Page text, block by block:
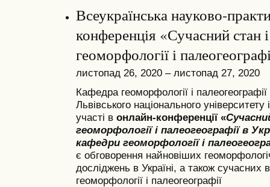
Всеукраїнська науково-
конференція «Сучасний стан
геоморфології і
листопад 26, 2020 – листопад 27, 2020
Кафедра геоморфології і
Львівського національного
участі в онлайн-конференції «
геоморфології і палеогеографії в
кафедри геоморфології і
є обговорення найновіших
досліджень в Україні, а також сучасних
геоморфології і палеогеографії